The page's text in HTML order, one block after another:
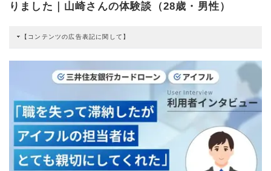
りました｜山崎さんの体験談（28歳・男性）
【コンテンツの広告表記に関して】
すると弊社に対して企業から紹介報酬が支払われるという収益モデルです。 た
だし、特定の商品を根拠なくPRするものではなく、当編集部の調査／ユーザー
への口コミ収集などに基づき、公平性を担保した情報提供を行っています。